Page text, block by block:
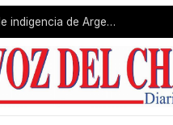
Gran Resistencia registró una de las mayores tasas de indigencia de Argentina